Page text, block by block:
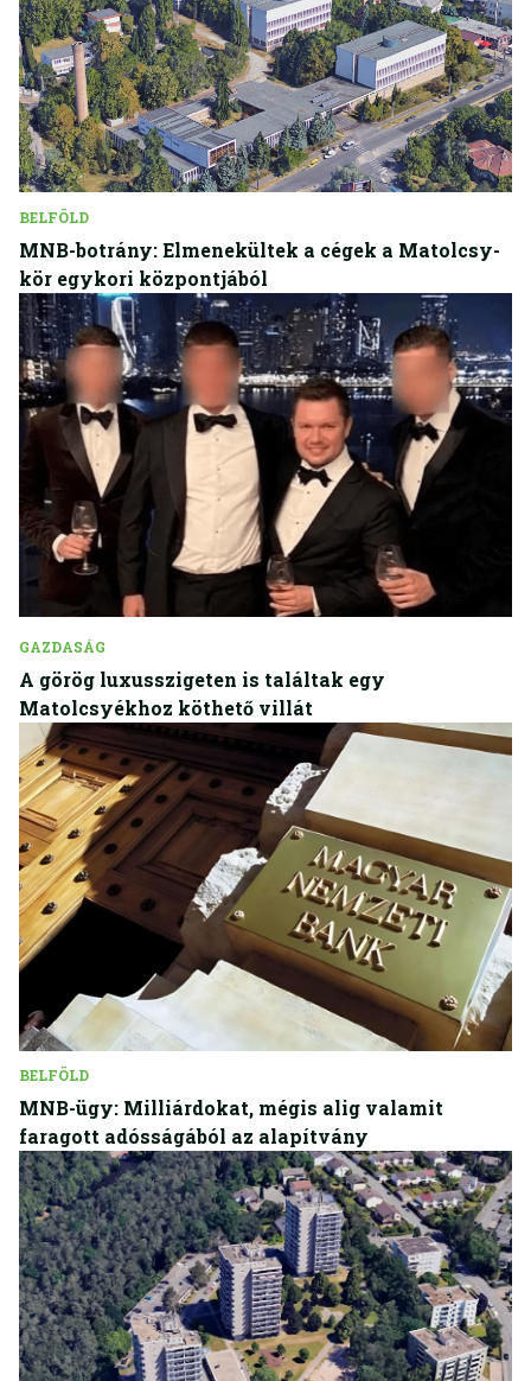
BELFÖLD
MNB-botrány: Elmenekültek a cégek a Matolcsy-
kör egykori központjából
GAZDASÁG
A görög luxusszigeten is találtak egy
Matolcsyékhoz köthető villát
BELFÖLD
MNB-ügy: Milliárdokat, mégis alig valamit
faragott adósságából az alapítvány